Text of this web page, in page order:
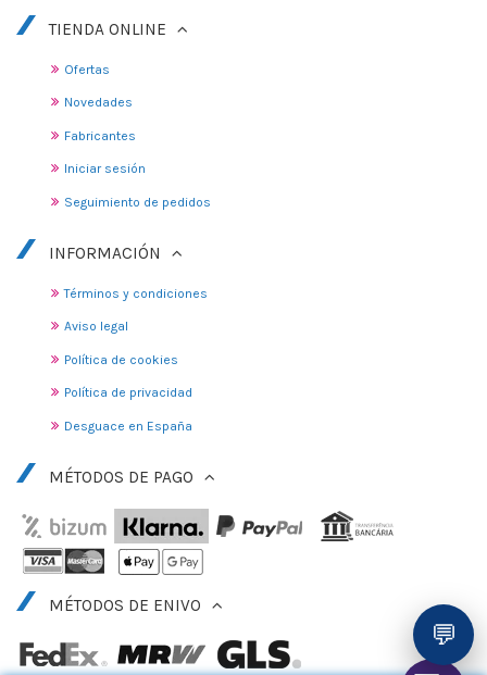
TIENDA ONLINE
Ofertas
Novedades
Fabricantes
Iniciar sesión
Seguimiento de pedidos
INFORMACIÓN
Términos y condiciones
Aviso legal
Política de cookies
Política de privacidad
Desguace en España
MÉTODOS DE PAGO
MÉTODOS DE ENIVO
💬